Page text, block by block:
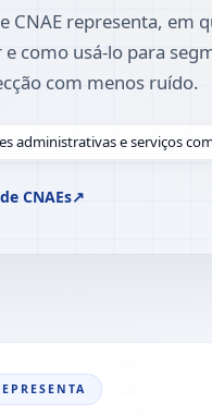
CNAE representa, em
como usá-lo para
com menos ruído.
administrativas e serviços
CNAEs↗